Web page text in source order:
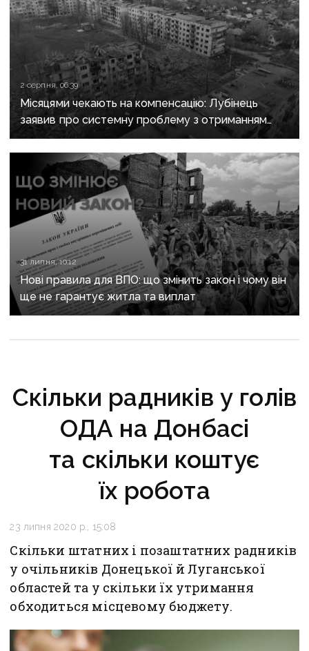
2 серпня, 06:39
Місяцями чекають на компенсацію: Лубінець
заявив про системну проблему з отриманням
сертифікатів за зруйноване житло
31 липня, 10:12
Нові правила для ВПО: що змінить закон і чому він
ще не гарантує житла та виплат
Скільки радників у голів
ОДА на Донбасі
та скільки коштує
їх робота
23 липня 2020 р., 15:08
Скільки штатних і позаштатних радників
у очільників Донецької й Луганської
областей та у скільки їх утримання
обходиться місцевому бюджету.